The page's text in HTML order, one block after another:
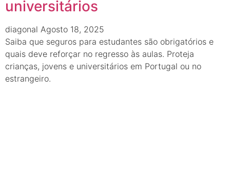
universitários
diagonal Agosto 18, 2025
Saiba que seguros para estudantes são obrigatórios e
quais deve reforçar no regresso às aulas. Proteja
crianças, jovens e universitários em Portugal ou no
estrangeiro.